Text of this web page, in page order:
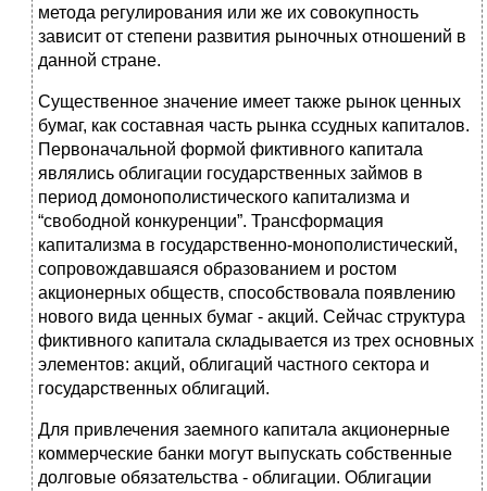
метода регулирования или же их совокупность
зависит от степени развития рыночных отношений в
данной стране.
Существенное значение имеет также рынок ценных
бумаг, как составная часть рынка ссудных капиталов.
Первоначальной формой фиктивного капитала
являлись облигации государственных займов в
период домонополистического капитализма и
“свободной конкуренции”. Трансформация
капитализма в государственно-монополистический,
сопровождавшаяся образованием и ростом
акционерных обществ, способствовала появлению
нового вида ценных бумаг - акций. Сейчас структура
фиктивного капитала складывается из трех основных
элементов: акций, облигаций частного сектора и
государственных облигаций.
Для привлечения заемного капитала акционерные
коммерческие банки могут выпускать собственные
долговые обязательства - облигации. Облигации